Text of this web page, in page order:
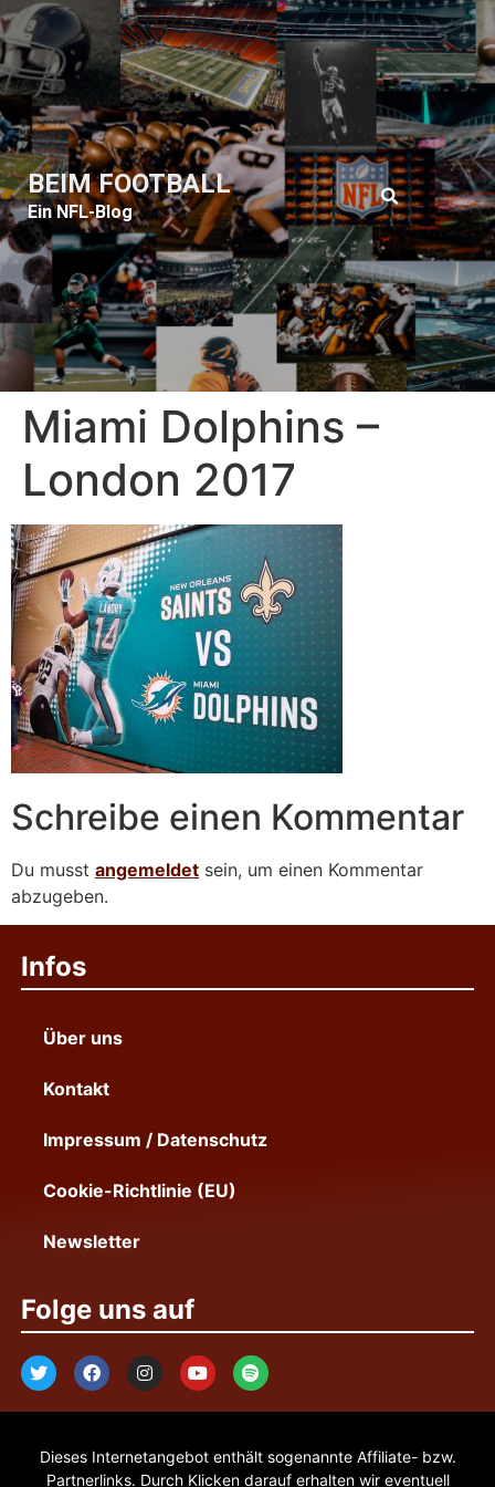
BEIM FOOTBALL
Ein NFL-Blog
Miami Dolphins –
London 2017
Schreibe einen Kommentar
Du musst angemeldet sein, um einen Kommentar
abzugeben.
Infos
Über uns
Kontakt
Impressum / Datenschutz
Cookie-Richtlinie (EU)
Newsletter
Folge uns auf
Dieses Internetangebot enthält sogenannte Affiliate- bzw.
Partnerlinks. Durch Klicken darauf erhalten wir eventuell